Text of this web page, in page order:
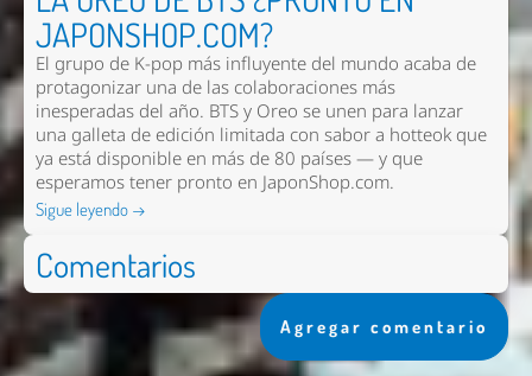
JAPONSHOP.COM?
El grupo de K-pop más influyente del mundo acaba de
protagonizar una de las colaboraciones más
inesperadas del año. BTS y Oreo se unen para lanzar
una galleta de edición limitada con sabor a hotteok que
ya está disponible en más de 80 países — y que
esperamos tener pronto en JaponShop.com.
Sigue leyendo →
Comentarios
Agregar comentario